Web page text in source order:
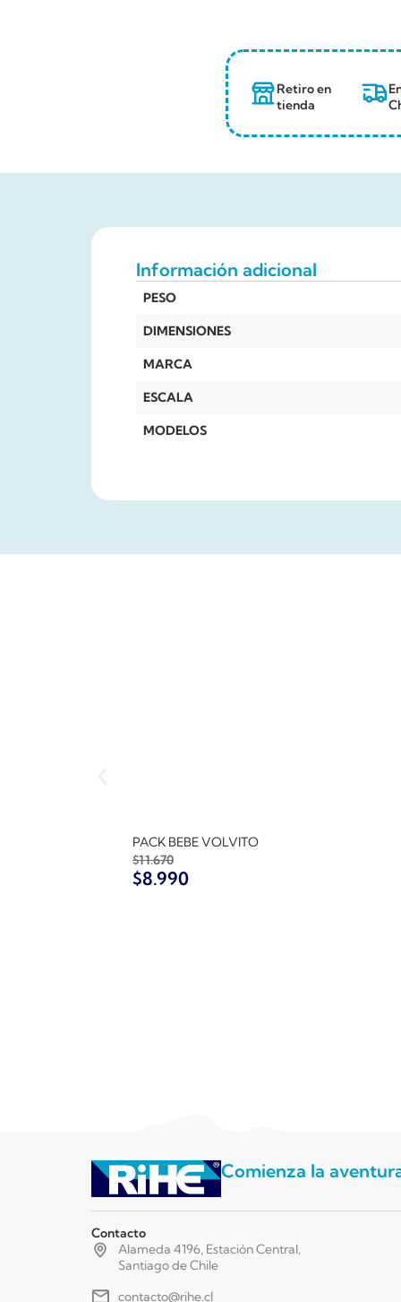
Retiro en
tienda
Información adicional
PESO
DIMENSIONES
MARCA
ESCALA
MODELOS
PACK BEBE VOLVITO
$11.670
$8.990
Comienza la
Contacto
Alameda 4196, Estación Central,
Santiago de Chile
contacto@rihe.cl